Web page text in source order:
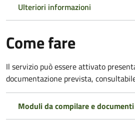
Ulteriori informazioni
Come fare
Il servizio può essere attivato
documentazione prevista,
Moduli da compilare e